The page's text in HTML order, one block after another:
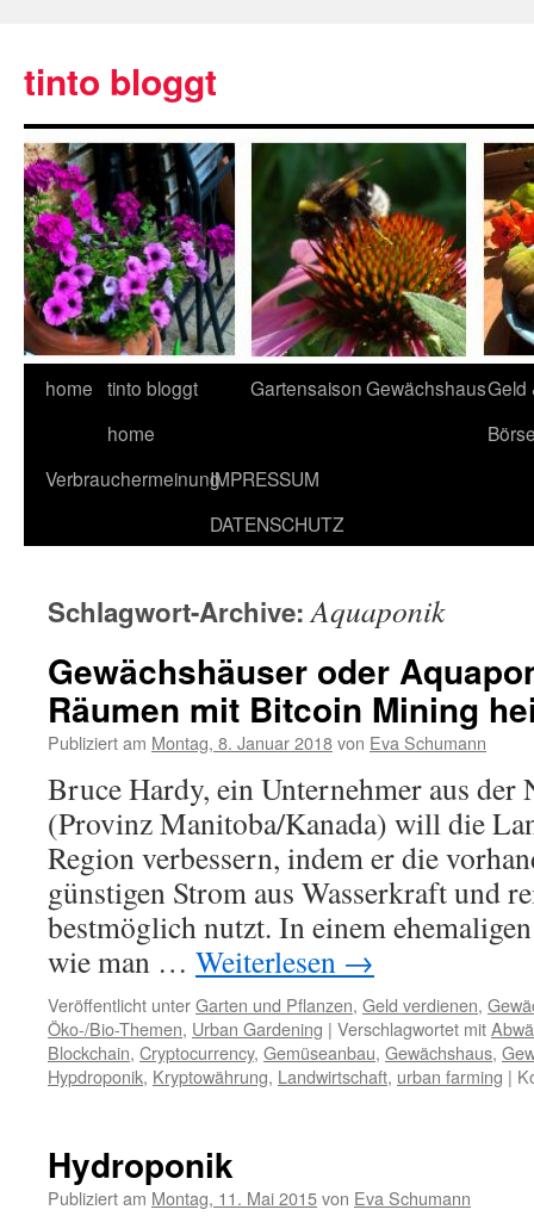
tinto bloggt
home tinto bloggt
home
GartensaisonGewächshausGeld
VerbrauchermeinungIMPRESSUM
DATENSCHUTZ
Schlagwort-Archive:Aquaponik
Gewächshäuser oder
Räumen mit Bitcoin Mining
Publiziert am Montag, 8. Januar 2018von Eva Schumann
Bruce Hardy, ein Unternehmer aus der
(Provinz Manitoba/Kanada) will die
Region verbessern, indem er die
günstigen Strom aus Wasserkraft und
bestmöglich nutzt. In einem
wie man … Weiterlesen →
Veröffentlicht unterGarten und Pflanzen, Geld verdienen,
Öko-/Bio-Themen, Urban Gardening | Verschlagwortet mit
Blockchain, Cryptocurrency, Gemüseanbau, Gewächshaus,
Hypdroponik, Kryptowährung, Landwirtschaft, urban farming |
Hydroponik
Publiziert am Montag, 11. Mai 2015von Eva Schumann